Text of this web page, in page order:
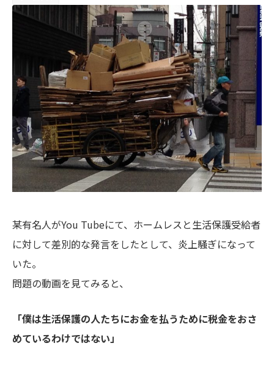
某有名人がYou Tubeにて、ホームレスと生活保護受給者
に対して差別的な発言をしたとして、炎上騒ぎになって
いた。
問題の動画を見てみると、
「僕は生活保護の人たちにお金を払うために税金をおさ
めているわけではない」